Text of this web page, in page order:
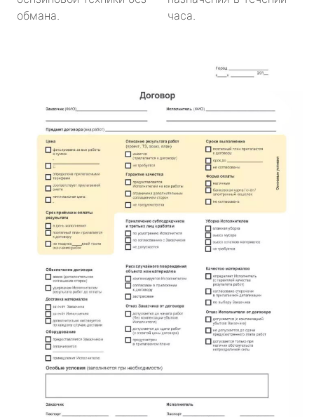
обмана.
часа.